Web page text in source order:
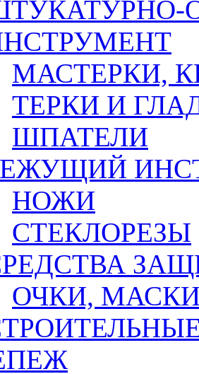
МАСТЕРКИ,
ТЕРКИ И
ШПАТЕЛИ
НОЖИ
СТЕКЛОРЕЗЫ
ОЧКИ,